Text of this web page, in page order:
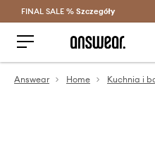
Oszczędzaj z
FINAL SALE % Szczegóły
Answear Home Kuchnia i